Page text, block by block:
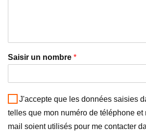
Saisir un nombre *
J'accepte que les données saisies
telles que mon numéro de téléphone et
mail soient utilisés pour me contacter